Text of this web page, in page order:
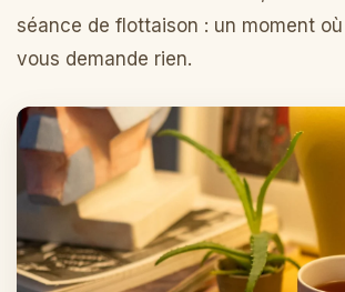
séance de flottaison : un moment
vous demande rien.